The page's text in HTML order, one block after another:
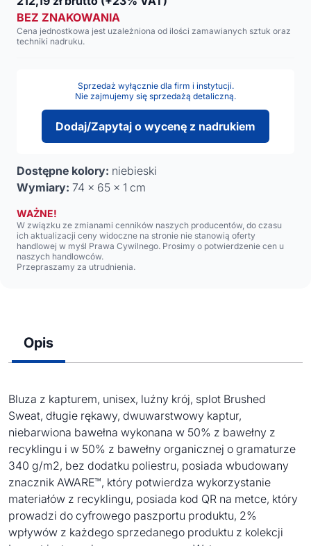
BEZ ZNAKOWANIA
Cena jednostkowa jest uzależniona od ilości zamawianych sztuk oraz
techniki nadruku.
Sprzedaż wyłącznie dla firm i instytucji.
Nie zajmujemy się sprzedażą detaliczną.
Dodaj/Zapytaj o wycenę z nadrukiem
Dostępne kolory: niebieski
Wymiary: 74 x 65 x 1 cm
WAŻNE!
W związku ze zmianami cenników naszych producentów, do czasu
ich aktualizacji ceny widoczne na stronie nie stanowią oferty
handlowej w myśl Prawa Cywilnego. Prosimy o potwierdzenie cen u
naszych handlowców.
Przepraszamy za utrudnienia.
Opis
Bluza z kapturem, unisex, luźny krój, splot Brushed
Sweat, długie rękawy, dwuwarstwowy kaptur,
niebarwiona bawełna wykonana w 50% z bawełny z
recyklingu i w 50% z bawełny organicznej o gramaturze
340 g/m2, bez dodatku poliestru, posiada wbudowany
znacznik AWARE™, który potwierdza wykorzystanie
materiałów z recyklingu, posiada kod QR na metce, który
prowadzi do cyfrowego paszportu produktu, 2%
wpływów z każdego sprzedanego produktu z kolekcji